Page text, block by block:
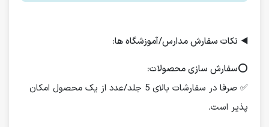
◀️ نکات سفارش مدارس/آموزشگاه ها:
⭕️سفارش سازی محصولات:
✅ صرفا در سفارشات بالای 5 جلد/عدد از یک محصول امکان
پذیر است.